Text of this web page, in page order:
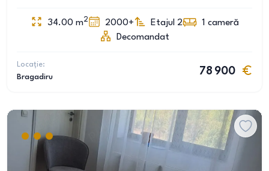
34.00 m2 2000+ Etajul 2 1 cameră
Decomandat
Locație:
Bragadiru
78 900